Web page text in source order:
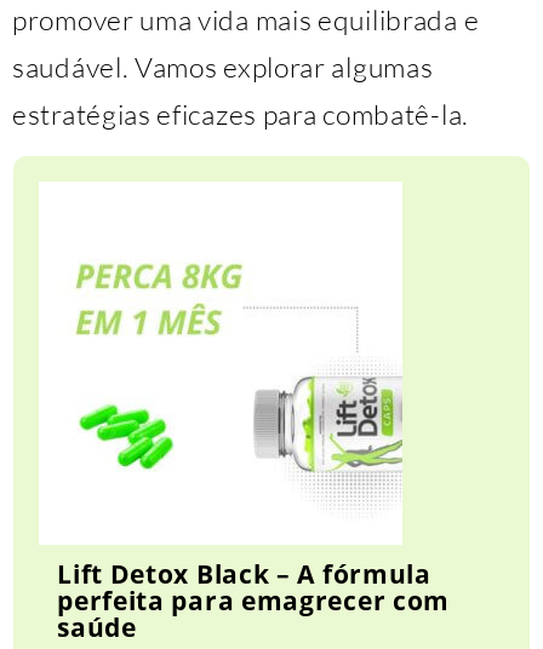
promover uma vida mais equilibrada e
saudável. Vamos explorar algumas
estratégias eficazes para combatê-la.
Lift Detox Black – A fórmula
perfeita para emagrecer com
saúde